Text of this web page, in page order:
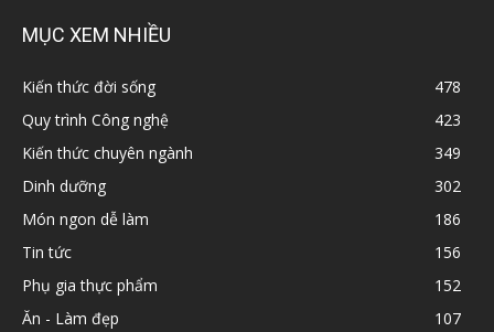
MỤC XEM NHIỀU
Kiến thức đời sống
478
Quy trình Công nghệ
423
Kiến thức chuyên ngành
349
Dinh dưỡng
302
Món ngon dễ làm
186
Tin tức
156
Phụ gia thực phẩm
152
Ăn - Làm đẹp
107